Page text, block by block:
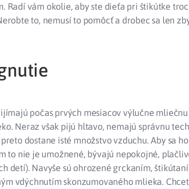
Radí vám okolie, aby ste dieťa pri štikútke
to, nemusí to pomôcť a drobec sa len
počas prvých mesiacov výlučne
Neraz však pijú hltavo, nemajú správnu
dostane isté množstvo vzduchu. Aby sa
to nie je umožnené, bývajú nepokojné,
detí). Navyše sú ohrozené grckaním,
vdýchnutím skonzumovaného mlieka.